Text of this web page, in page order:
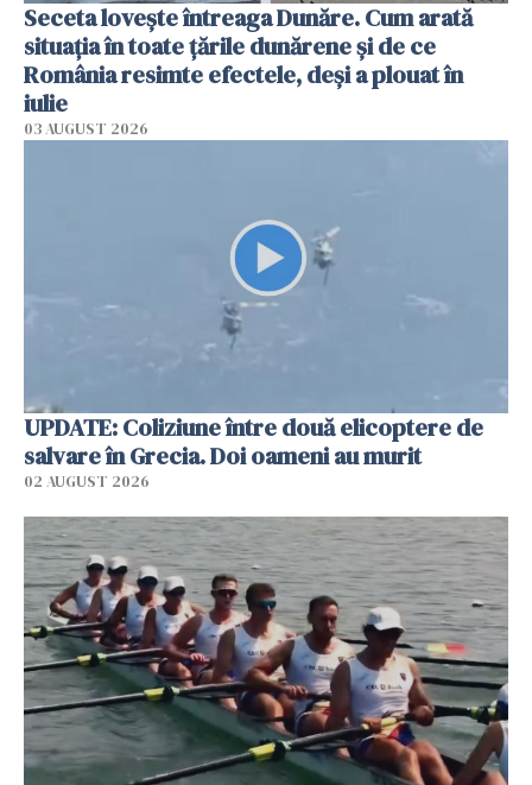
Seceta lovește întreaga Dunăre. Cum arată
situația în toate țările dunărene și de ce
România resimte efectele, deși a plouat în
iulie
03 AUGUST 2026
UPDATE: Coliziune între două elicoptere de
salvare în Grecia. Doi oameni au murit
02 AUGUST 2026